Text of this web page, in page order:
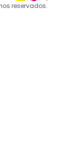
reservados.